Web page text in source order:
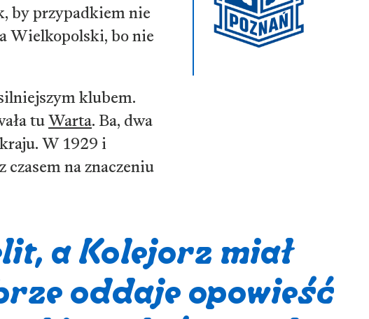
by przypadkiem nie
Wielkopolski, bo nie
klubem.
tu Warta. Ba, dwa
W 1929 i
na znaczeniu
a Kolejorz miał
oddaje opowieść